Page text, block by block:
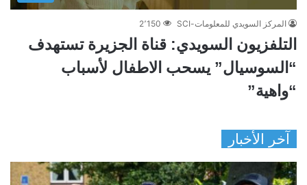
المركز السويدي للمعلومات-SCI 2٬150
التلفزيون السويدي: قناة الجزيرة تستهدف
“السوسيال” يسحب الاطفال لأسباب
“واهية”
آخر الأخبار